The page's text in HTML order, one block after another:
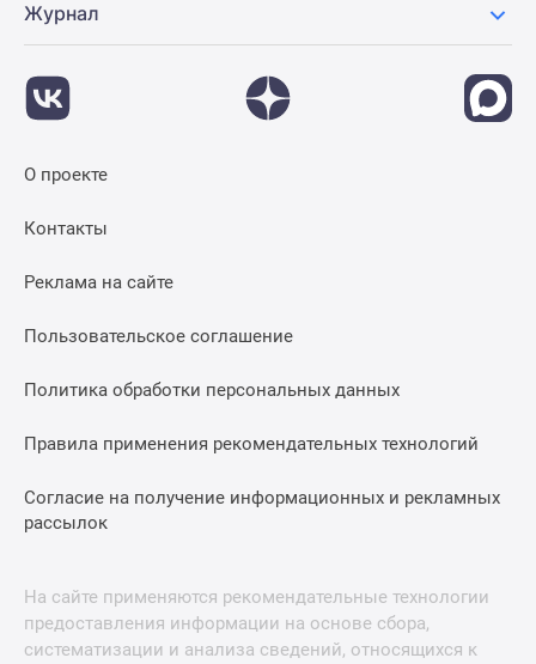
Журнал
О проекте
Контакты
Реклама на сайте
Пользовательское соглашение
Политика обработки персональных данных
Правила применения рекомендательных технологий
Согласие на получение информационных и рекламных
рассылок
На сайте применяются рекомендательные технологии
предоставления информации на основе сбора,
систематизации и анализа сведений, относящихся к